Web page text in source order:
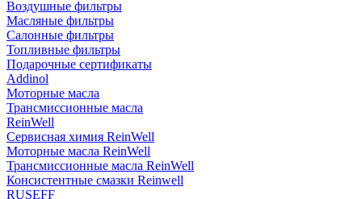
Воздушные фильтры
Масляные фильтры
Салонные фильтры
Топливные фильтры
Подарочные сертификаты
Addinol
Моторные масла
Трансмиссионные масла
ReinWell
Сервисная химия ReinWell
Моторные масла ReinWell
Трансмиссионные масла ReinWell
Консистентные смазки Reinwell
RUSEFF